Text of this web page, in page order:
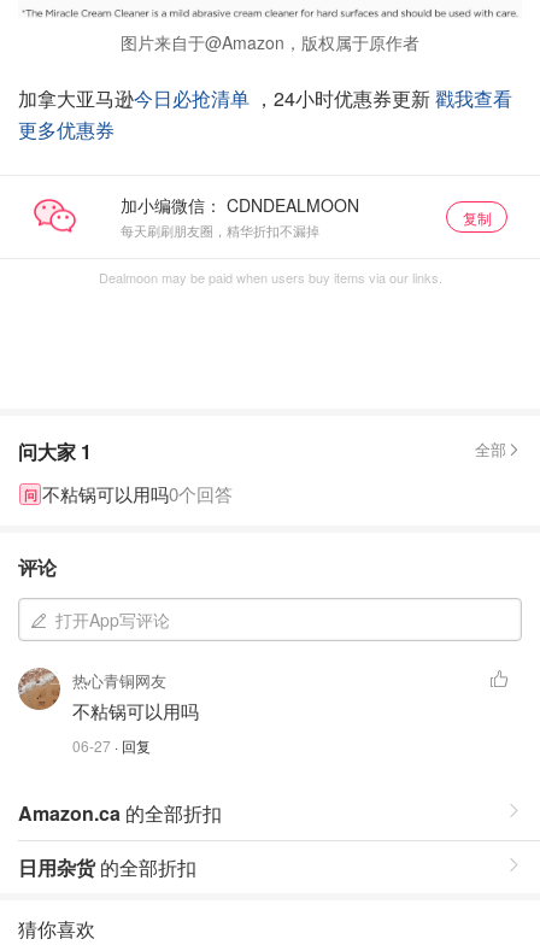
图片来自于@Amazon，版权属于原作者
加拿大亚马逊今日必抢清单 ，24小时优惠券更新戳我查看
更多优惠券
加小编微信：
每天刷刷朋友圈，精华折扣不漏掉
复制
Dealmoon may be paid when users buy items via our links.
问大家 1 全部
问 不粘锅可以用吗0个回答
评论
打开App写评论
热心青铜网友
不粘锅可以用吗
06-27 · 回复
Amazon.ca 的全部折扣
日用杂货的全部折扣
猜你喜欢